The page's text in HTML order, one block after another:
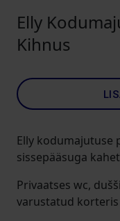
Elly
Kihnus
Elly kodumajutuse
sissepääsuga
Privaatses wc,
varustatud